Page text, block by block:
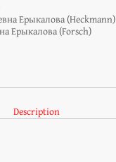
Ерыкалова (Heckmann)
Ерыкалова (Forsch)
Description